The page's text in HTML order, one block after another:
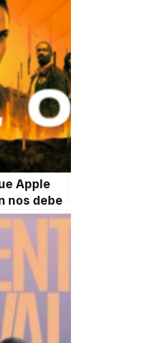
Apple
nos debe